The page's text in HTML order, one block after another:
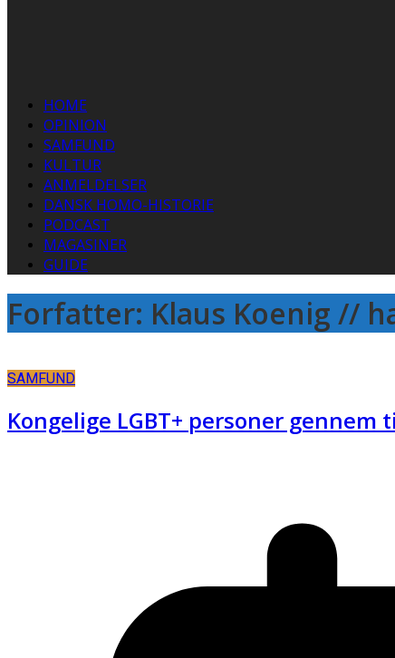
HOME
OPINION
SAMFUND
KULTUR
ANMELDELSER
DANSK HOMO-HISTORIE
PODCAST
MAGASINER
GUIDE
Forfatter: Klaus Koenig //
SAMFUND
Kongelige LGBT+ personer gennem